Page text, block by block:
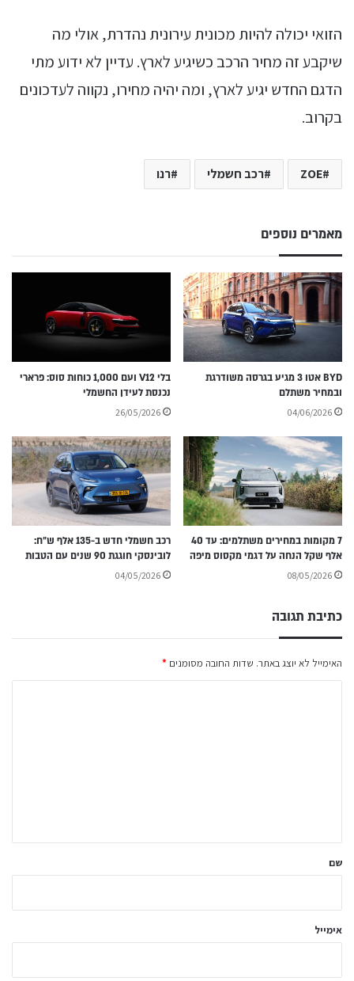
הזואי יכולה להיות מכונית עירונית נהדרת, אולי מה
שיקבע זה מחיר הרכב כשיגיע לארץ. עדיין לא ידוע מתי
הדגם החדש יגיע לארץ, ומה יהיה מחירו, נקווה לעדכונים
בקרוב.
ZOE רכב חשמלי רנו
מאמרים נוספים
BYD אטו 3 מגיע בגרסה משודרגת
ובמחיר משתלם
04/06/2026
בלי V12 ועם 1,000 כוחות סוס: פרארי
נכנסת לעידן החשמלי
26/05/2026
7 מקומות במחירים משתלמים: עד 40
אלף שקל הנחה על דגמי מקסוס מיפה
08/05/2026
רכב חשמלי חדש ב-135 אלף ש״ח:
לובינסקי חוגגת 90 שנים עם הטבות
04/05/2026
כתיבת תגובה
האימייל לא יוצג באתר. שדות החובה מסומנים *
ל
שם
אימייל